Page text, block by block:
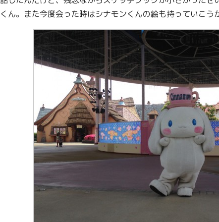
くん。また今度会った時はシナモンくんの絵も持っていこう